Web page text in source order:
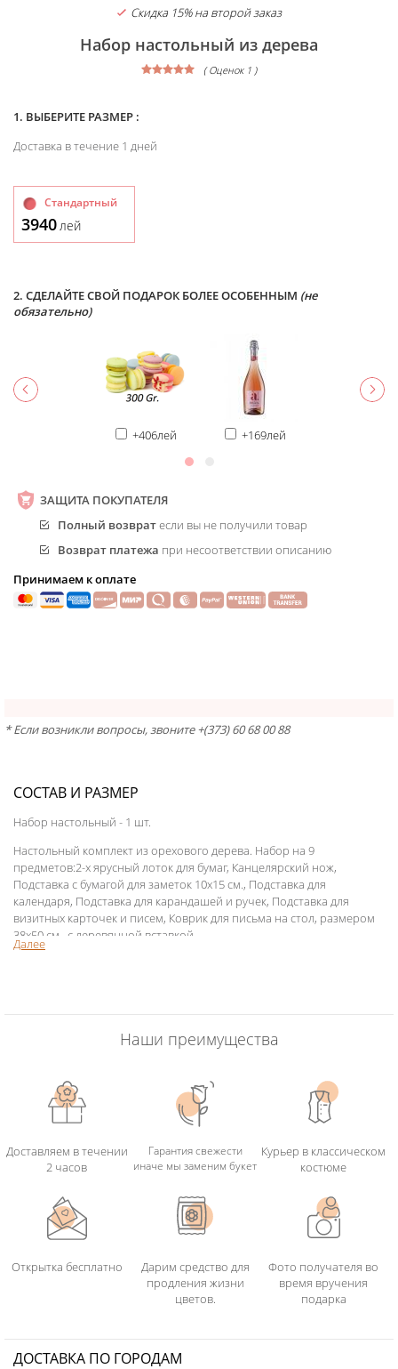
Скидка 15% на второй заказ
Набор настольный из дерева
( Оценок 1 )
1. ВЫБЕРИТЕ РАЗМЕР :
Доставка в течение 1 дней
Стандартный
3940лей
2. СДЕЛАЙТЕ СВОЙ ПОДАРОК БОЛЕЕ ОСОБЕННЫМ (не
обязательно)
+406лей +169лей
ЗАЩИТА ПОКУПАТЕЛЯ
Полный возвратесли вы не получили товар
Возврат платежа при несоответствии описанию
Принимаем к оплате
* Если возникли вопросы, звоните +(373) 60 68 00 88
СОСТАВ И РАЗМЕР
Набор настольный - 1 шт.
Настольный комплект из орехового дерева. Набор на 9
предметов:2-х ярусный лоток для бумаг, Канцелярский нож,
Подставка с бумагой для заметок 10х15 см., Подставка для
календаря, Подставка для карандашей и ручек, Подставка для
визитных карточек и писем, Коврик для письма на стол, размером
38x50 см., с деревянной вставкой.
Далее
Наши преимущества
Доставляем в течении
2 часов
Гарантия свежести
иначе мы заменим букет
Курьер в классическом
костюме
Открытка бесплатно
Дарим средство для
продления жизни
цветов.
Фото получателя во
время вручения
подарка
ДОСТАВКА ПО ГОРОДАМ